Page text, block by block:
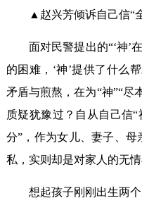
▲赵兴芳倾诉自己信“
面对民警提出的“‘神’
的困难，‘神’提供了什么
矛盾与煎熬，在为“神”“尽
质疑犹豫过？自从自己信
分”，作为女儿、妻子、
私，实则却是对家人的无情
想起孩子刚刚出生两